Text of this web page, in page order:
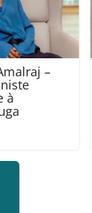
Venger –
Toronto